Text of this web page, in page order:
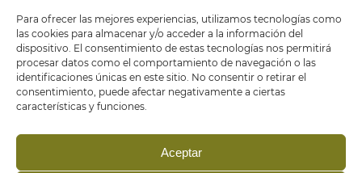
Para ofrecer las mejores experiencias, utilizamos tecnologías como
las cookies para almacenar y/o acceder a la información del
dispositivo. El consentimiento de estas tecnologías nos permitirá
procesar datos como el comportamiento de navegación o las
identificaciones únicas en este sitio. No consentir o retirar el
consentimiento, puede afectar negativamente a ciertas
características y funciones.
Aceptar
des légumes conservés et des plats
préparéssains et de haute qualité , en privilégiant
de plus en plus les produits locaux.
Avis juridique